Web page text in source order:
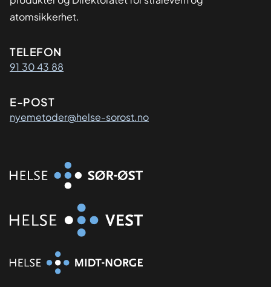
atomsikkerhet.
Kontaktinformasjon
TELEFON
91 30 43 88
E-POST
nyemetoder@helse-sorost.no
Organisasjon